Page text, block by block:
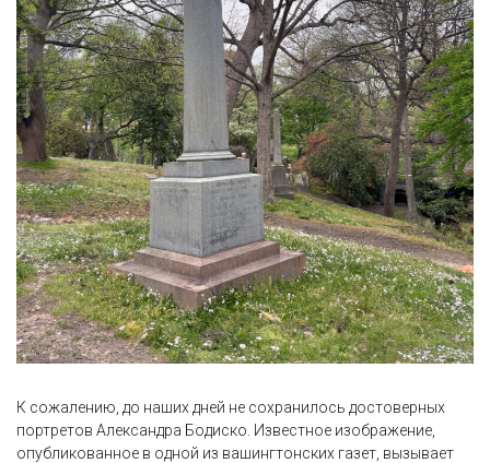
К сожалению, до наших дней не сохранилось достоверных
портретов Александра Бодиско. Известное изображение,
опубликованное в одной из вашингтонских газет, вызывает